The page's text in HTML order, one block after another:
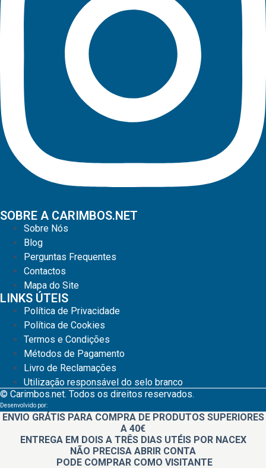
SOBRE A CARIMBOS.NET
Sobre Nós
Blog
Perguntas Frequentes
Contactos
Mapa do Site
LINKS ÚTEIS
Política de Privacidade
Política de Cookies
Termos e Condições
Métodos de Pagamento
Livro de Reclamações
Utilização responsável do selo branco
© Carimbos.net. Todos os direitos reservados.
Desenvolvido por:
ENVIO GRÁTIS PARA COMPRA DE PRODUTOS SUPERIORES
A 40€
ENTREGA EM DOIS A TRÊS DIAS UTÉIS POR NACEX
NÃO PRECISA ABRIR CONTA
PODE COMPRAR COMO VISITANTE